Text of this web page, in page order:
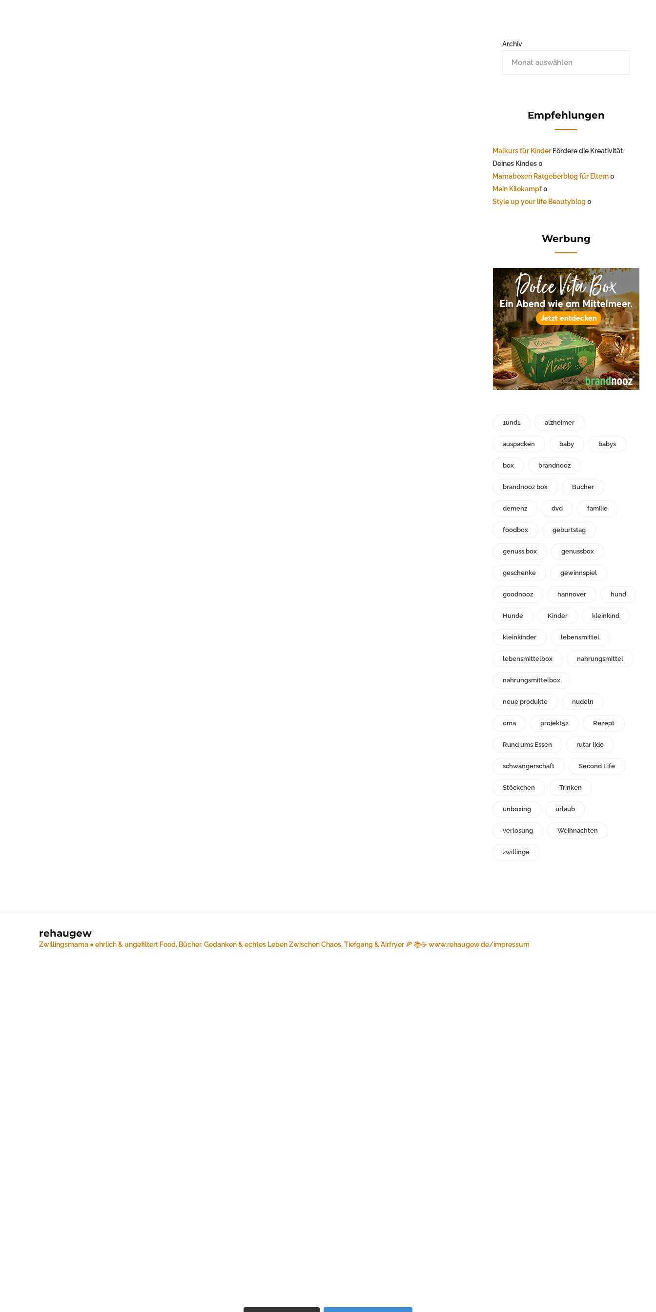
Archiv
Empfehlungen
Malkurs für Kinder Fördere die Kreativität
Deines Kindes 0
Mamaboxen Ratgeberblog für Eltern0
Mein Kilokampf0
Style up your life Beautyblog 0
Werbung
1und1 alzheimer
auspacken baby babys
box brandnooz
brandnooz box Bücher
demenz dvd familie
foodbox geburtstag
genuss box genussbox
geschenke gewinnspiel
goodnooz hannover hund
Hunde Kinder kleinkind
kleinkinder lebensmittel
lebensmittelbox nahrungsmittel
nahrungsmittelbox
neue produkte nudeln
oma projekt52 Rezept
Rund ums Essen rutar lido
schwangerschaft Second Life
Stöckchen Trinken
unboxing urlaub
verlosung Weihnachten
zwillinge
rehaugew
Zwillingsmama ● ehrlich & ungefiltert Food, Bücher, Gedanken & echtes LebenZwischen Chaos, Tiefgang & Airfryer 🍕 📚☕️ www.rehaugew.de/impressum